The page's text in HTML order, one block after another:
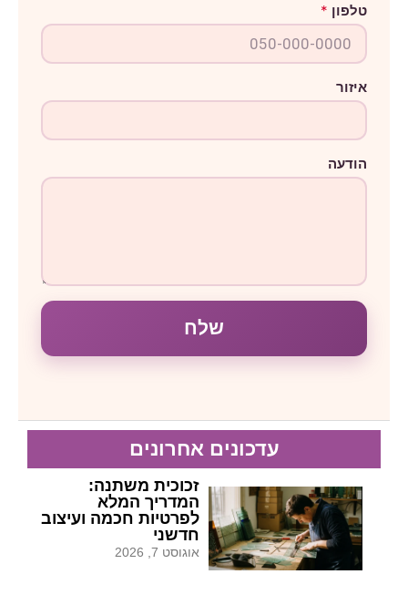
טלפון *
איזור
ו
ד
ה
י
ז
ו
הודעה
שלח
עדכונים אחרונים
זכוכית משתנה:
המדריך המלא
לפרטיות חכמה ועיצוב
חדשני
אוגוסט 7, 2026